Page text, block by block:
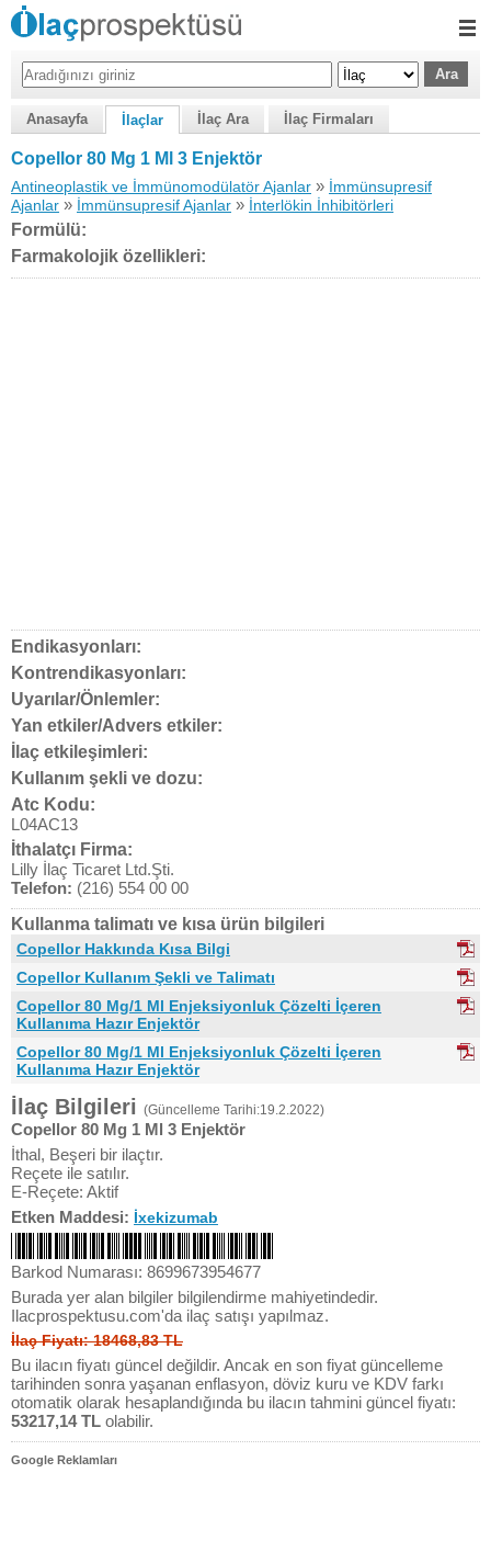
Anasayfa İlaçlar İlaç Ara İlaç Firmaları
Copellor 80 Mg 1 Ml 3 Enjektör
Antineoplastik ve İmmünomodülatör Ajanlar » İmmünsupresif
Ajanlar » İmmünsupresif Ajanlar » İnterlökin İnhibitörleri
Formülü:
Farmakolojik özellikleri:
Endikasyonları:
Kontrendikasyonları:
Uyarılar/Önlemler:
Yan etkiler/Advers etkiler:
İlaç etkileşimleri:
Kullanım şekli ve dozu:
Atc Kodu:
L04AC13
İthalatçı Firma:
Lilly İlaç Ticaret Ltd.Şti.
Telefon: (216) 554 00 00
Kullanma talimatı ve kısa ürün bilgileri
Copellor Hakkında Kısa Bilgi
Copellor Kullanım Şekli ve Talimatı
Copellor 80 Mg/1 Ml Enjeksiyonluk Çözelti İçeren
Kullanıma Hazır Enjektör
Copellor 80 Mg/1 Ml Enjeksiyonluk Çözelti İçeren
Kullanıma Hazır Enjektör
İlaç Bilgileri (Güncelleme Tarihi:19.2.2022)
Copellor 80 Mg 1 Ml 3 Enjektör
İthal, Beşeri bir ilaçtır.
Reçete ile satılır.
E-Reçete: Aktif
Etken Maddesi: İxekizumab
Barkod Numarası: 8699673954677
Burada yer alan bilgiler bilgilendirme mahiyetindedir.
Ilacprospektusu.com'da ilaç satışı yapılmaz.
İlaç Fiyatı: 18468,83 TL
Bu ilacın fiyatı güncel değildir. Ancak en son fiyat güncelleme
tarihinden sonra yaşanan enflasyon, döviz kuru ve KDV farkı
otomatik olarak hesaplandığında bu ilacın tahmini güncel fiyatı:
53217,14 TL olabilir.
Google Reklamları